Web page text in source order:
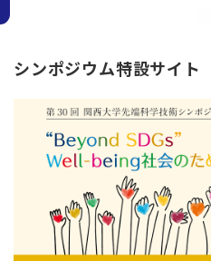
シンポジウム特設サイト